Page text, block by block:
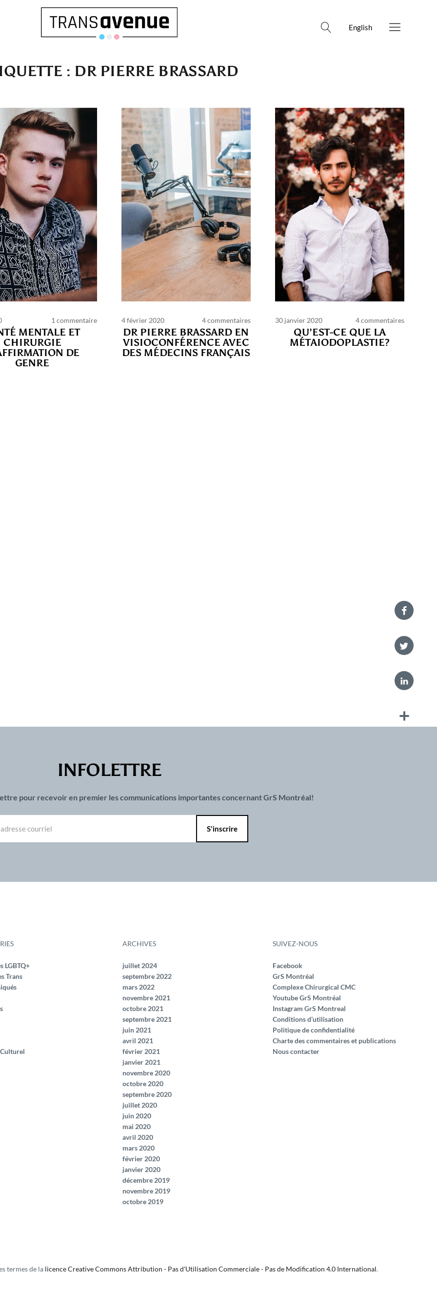
English
Français
English
SEARCH
des commentaires et publications
: DR PIERRE BRASSARD
1 commentaire
MENTALE ET
CHIRURGIE
DE
GENRE
4 février 2020 4 commentaires
DR PIERRE BRASSARD EN
VISIOCONFÉRENCE AVEC
DES MÉDECINS FRANÇAIS
30 janvier 2020 4 commentaires
QU’EST-CE QUE LA
MÉTAIODOPLASTIE?
INFOLETTRE
pour recevoir en premier les communications importantes concernant GrS Montréal!
LGBTQ+
Trans
ARCHIVES
juillet 2024
septembre 2022
mars 2022
novembre 2021
octobre 2021
septembre 2021
juin 2021
avril 2021
février 2021
janvier 2021
novembre 2020
octobre 2020
septembre 2020
juillet 2020
juin 2020
mai 2020
avril 2020
mars 2020
février 2020
janvier 2020
décembre 2019
novembre 2019
octobre 2019
SUIVEZ-NOUS
Facebook
GrS Montréal
Complexe Chirurgical CMC
Youtube GrS Montréal
Instagram GrS Montreal
Conditions d’utilisation
Politique de confidentialité
Charte des commentaires et publications
Nous contacter
termes de la licence Creative Commons Attribution - Pas d'Utilisation Commerciale - Pas de Modification 4.0 International.